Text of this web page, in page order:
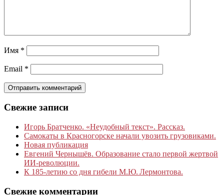
Имя *
Email *
Свежие записи
Игорь Братченко. «Неудобный текст». Рассказ.
Самокаты в Красногорске начали увозить грузовиками.
Новая публикация
Евгений Чернышёв. Образование стало первой жертвой
ИИ-революции.
К 185‑летию со дня гибели М.Ю. Лермонтова.
Свежие комментарии